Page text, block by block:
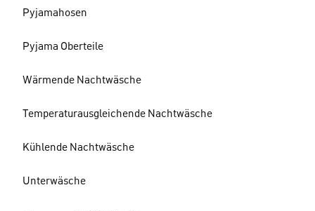
Pyjamahosen
Pyjama Oberteile
Wärmende Nachtwäsche
Temperaturausgleichende Nachtwäsche
Kühlende Nachtwäsche
Unterwäsche